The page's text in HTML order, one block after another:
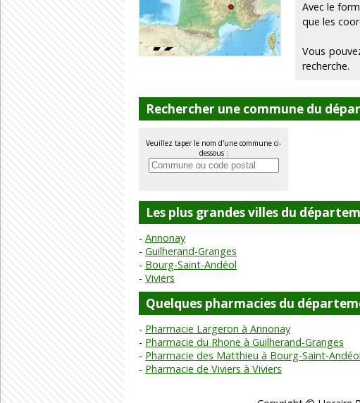
Avec le
que les
Vous
recherche.
Rechercher une commune du
Veuillez taper le nom d'une commune ci-
dessous :
Les plus grandes villes du
Annonay
Guilherand-Granges
Bourg-Saint-Andéol
Viviers
Quelques pharmacies du
Pharmacie Largeron à Annonay
Pharmacie du Rhone à Guilherand-Granges
Pharmacie des Matthieu à Bourg-Saint-
Pharmacie de Viviers à Viviers